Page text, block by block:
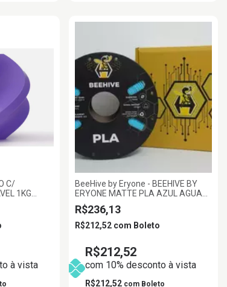
C/
1KG
à vista
BeeHive by Eryone - BEEHIVE BY
ERYONE MATTE PLA AZUL AGUA
1.75MM 1KG
R$236,13
R$212,52 com Boleto
R$212,52
com 10% desconto à vista
R$212,52 com Boleto